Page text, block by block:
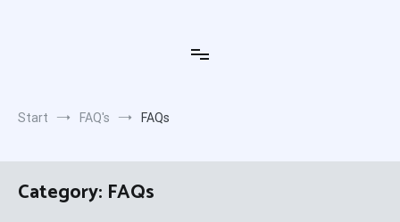
Start FAQ's FAQs
Category: FAQs